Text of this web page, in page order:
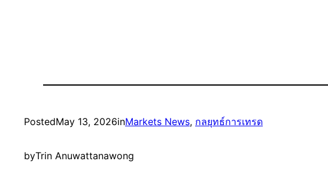
PostedMay 13, 2026inMarkets News, กลยุทธ์การเทรด
byTrin Anuwattanawong